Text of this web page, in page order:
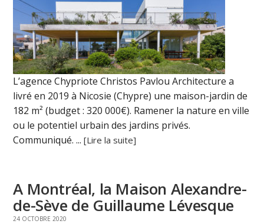
L’agence Chypriote Christos Pavlou Architecture a
livré en 2019 à Nicosie (Chypre) une maison-jardin de
182 m² (budget : 320 000€). Ramener la nature en ville
ou le potentiel urbain des jardins privés.
Communiqué. ...[Lire la suite]
A Montréal, la Maison Alexandre-
de-Sève de Guillaume Lévesque
24 OCTOBRE 2020